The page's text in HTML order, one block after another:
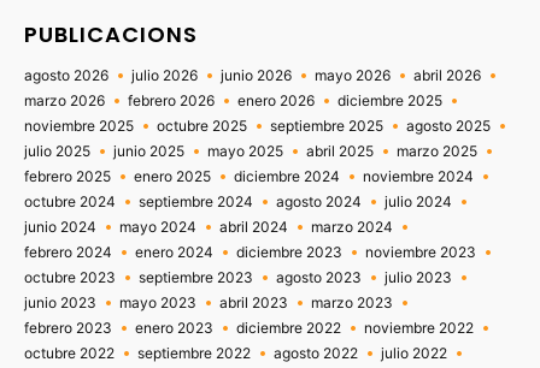
PUBLICACIONS
agosto 2026 julio 2026 junio 2026 mayo 2026
abril 2026
marzo 2026
febrero 2026 enero 2026
diciembre 2025
noviembre 2025
octubre 2025 septiembre 2025
agosto 2025
julio 2025
junio 2025 mayo 2025 abril 2025
marzo 2025
febrero 2025
enero 2025 diciembre 2024
noviembre 2024
octubre 2024
septiembre 2024 agosto 2024
julio 2024
junio 2024
mayo 2024 abril 2024
marzo 2024
febrero 2024
enero 2024 diciembre 2023
noviembre 2023
octubre 2023
septiembre 2023 agosto 2023
julio 2023
junio 2023
mayo 2023 abril 2023
marzo 2023
febrero 2023
enero 2023 diciembre 2022
noviembre 2022
octubre 2022
septiembre 2022 agosto 2022
julio 2022